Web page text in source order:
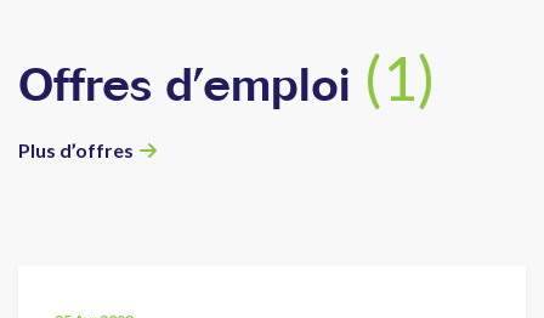
Offres d’emploi (1)
Plus d’offres